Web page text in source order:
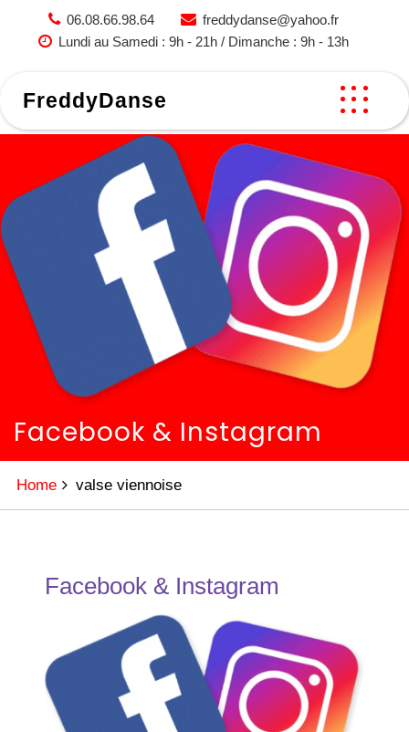
06.08.66.98.64
freddydanse@yahoo.fr
Lundi au Samedi : 9h - 21h / Dimanche : 9h - 13h
FreddyDanse
Facebook & Instagram
Home valse viennoise
Facebook & Instagram